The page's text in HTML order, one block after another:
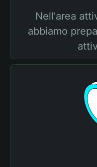
Nell'area
abbiamo